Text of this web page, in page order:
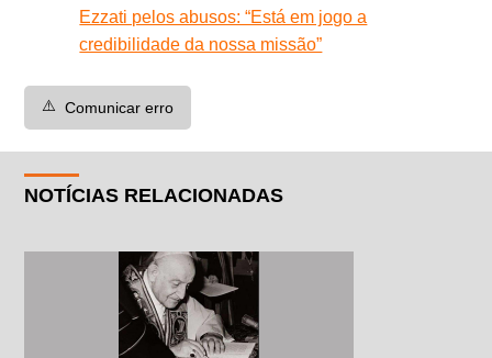
Ezzati pelos abusos: “Está em jogo a
credibilidade da nossa missão”
⚠️ Comunicar erro
NOTÍCIAS RELACIONADAS